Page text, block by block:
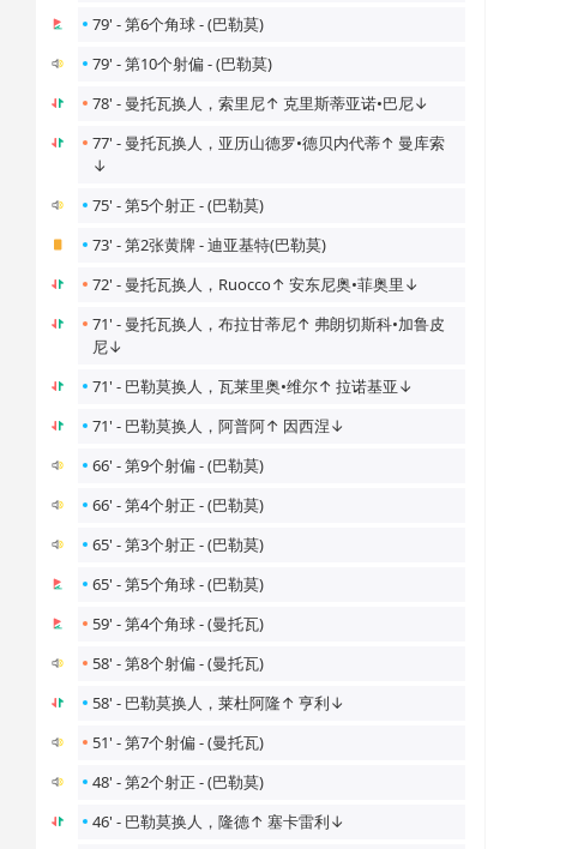
79' - 第6个角球 - (巴勒莫)
79' - 第10个射偏 - (巴勒莫)
78' - 曼托瓦换人，索里尼↑ 克里斯蒂亚诺•巴尼↓
77' - 曼托瓦换人，亚历山德罗•德贝内代蒂↑ 曼库索
↓
75' - 第5个射正 - (巴勒莫)
73' - 第2张黄牌 - 迪亚基特(巴勒莫)
72' - 曼托瓦换人，Ruocco↑ 安东尼奥•菲奥里↓
71' - 曼托瓦换人，布拉甘蒂尼↑ 弗朗切斯科•加鲁皮
尼↓
71' - 巴勒莫换人，瓦莱里奥•维尔↑ 拉诺基亚↓
71' - 巴勒莫换人，阿普阿↑ 因西涅↓
66' - 第9个射偏 - (巴勒莫)
66' - 第4个射正 - (巴勒莫)
65' - 第3个射正 - (巴勒莫)
65' - 第5个角球 - (巴勒莫)
59' - 第4个角球 - (曼托瓦)
58' - 第8个射偏 - (曼托瓦)
58' - 巴勒莫换人，莱杜阿隆↑ 亨利↓
51' - 第7个射偏 - (曼托瓦)
48' - 第2个射正 - (巴勒莫)
46' - 巴勒莫换人，隆德↑ 塞卡雷利↓